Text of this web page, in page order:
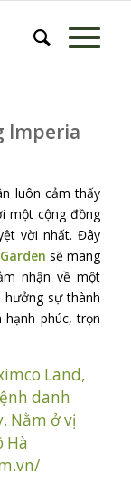
Imperia
luôn cảm thấy
một cộng đồng
vời nhất. Đây
sẽ mang
nhận về một
hưởng sự thành
phúc, trọn
Land,
danh
Nằm ở vị
Hà